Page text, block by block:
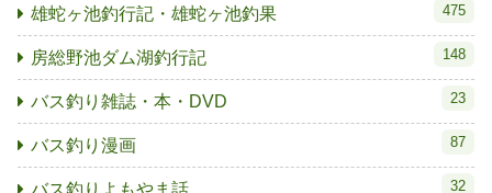
雄蛇ヶ池釣行記・雄蛇ヶ池釣果 475
房総野池ダム湖釣行記 148
バス釣り雑誌・本・DVD 23
バス釣り漫画 87
バス釣りよもやま話 32